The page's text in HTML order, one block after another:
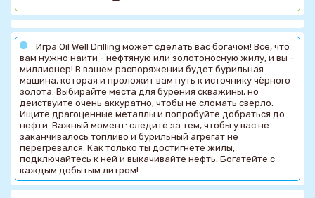
Игра Oil Well Drilling может сделать вас богачом! Всё, что
вам нужно найти - нефтяную или золотоносную жилу, и вы -
миллионер! В вашем распоряжении будет бурильная
машина, которая и проложит вам путь к источнику чёрного
золота. Выбирайте места для бурения скважины, но
действуйте очень аккуратно, чтобы не сломать сверло.
Ищите драгоценные металлы и попробуйте добраться до
нефти. Важный момент: следите за тем, чтобы у вас не
заканчивалось топливо и бурильный агрегат не
перегревался. Как только ты достигнете жилы,
подключайтесь к ней и выкачивайте нефть. Богатейте с
каждым добытым литром!